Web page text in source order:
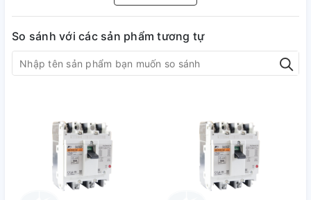
So sánh với các sản phẩm tương tự